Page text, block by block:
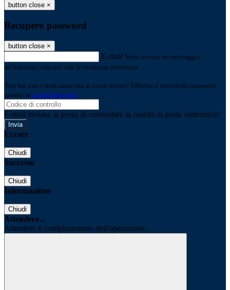
button close ×
Recupero password
button close ×
E-mail Verrà inviato un messaggio
all'indirizzo indicato con le istruzioni necessarie.
Non hai una e-mail associata al nome utente? Effettua il reset della password
tramite la Login Spaggiari
E-mail inviata, si prega di controllare la casella di posta elettronica!
Errore
Chiudi
Successo
Chiudi
Informazione
Chiudi
Attendere...
Attendere il completamento dell'operazione...